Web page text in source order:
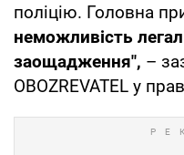
поліцію. Головна
неможливість
заощадження", –
OBOZREVATEL у